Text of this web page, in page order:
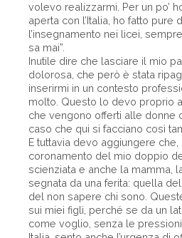
volevo realizzarmi. Per un po’
aperta con l’Italia, ho fatto pure
l’insegnamento nei licei,
sa mai”.
Inutile dire che lasciare il mio
dolorosa, che però è stata
inserirmi in un contesto
molto. Questo lo devo proprio
che vengono offerti alle donne
caso che qui si facciano così
E tuttavia devo aggiungere
coronamento del mio doppio
scienziata e anche la mamma,
segnata da una ferita: quella
del non sapere chi sono.
sui miei figli, perché se da un
come voglio, senza le